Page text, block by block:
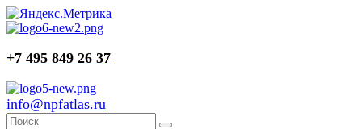
+7 495 849 26 37
info@npfatlas.ru